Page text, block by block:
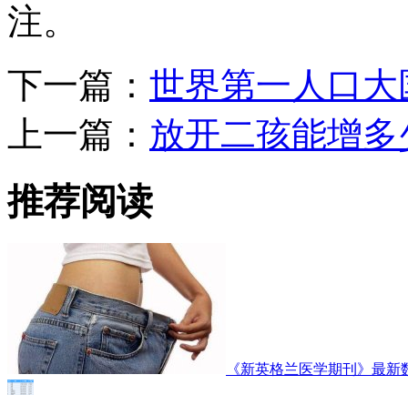
注。
下一篇： 世界第一人口
上一篇： 放开二孩能增
推荐阅读
《新英格兰医学期刊》最